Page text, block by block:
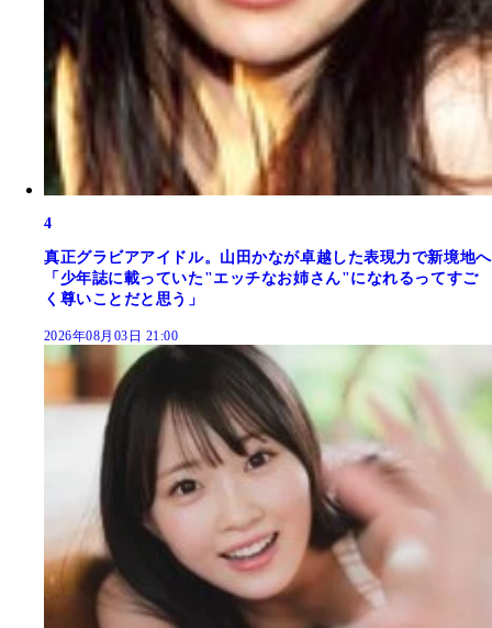
4
真正グラビアアイドル。山田かなが卓越した表現力で新境地へ
「少年誌に載っていた"エッチなお姉さん"になれるってすご
く尊いことだと思う」
2026年08月03日 21:00